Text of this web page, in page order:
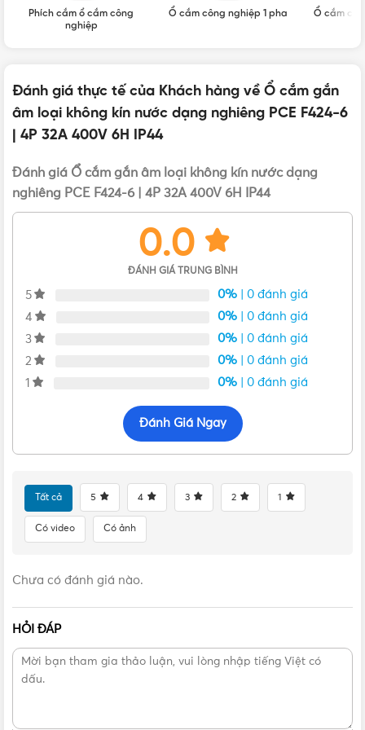
SỐ CỰC 4P
CẤP BẢO VỆ IP44
Giao hàng: Giao nhanh toàn quốc
Tình trạng hàng hóa: Mới 100%, chưa qua sử dụng
Bản vẽ kích thước của Ổ cắm công nghiệp dạng nghiêng F424-6
Ưu điểm nổi bật của ổ cắm F424-6
Ổ cắm F424-6
là ổ cắm chuyên dụng trong công nghiệp,
được thiết kế dạng nghiêng dùng để bắt cố định trên bảng
điện với vị trí tiếp đất loại 6H, sử dụng điện áp 400V và
lại để tránh nước hay các vật thể khác xâm nhập vào làm
hư hại sản phẩm.
liệu POLYAMIDE 6. Đây là loại vật liệu nhập khẩu cao cấp
và thân thiện với môi trường, có đặc tính cách điện, cách
bảo độ an toàn cao cho người dùng trong quá trình sử
Phích cắm ổ cắm công
nghiệp
Ổ cắm công nghiệp 1 pha Ổ cắm
Đánh giá thực tế của Khách hàng về Ổ cắm gắn
âm loại không kín nước dạng nghiêng PCE F424-6
| 4P 32A 400V 6H IP44
Đánh giá Ổ cắm gắn âm loại không kín nước dạng
nghiêng PCE F424-6 | 4P 32A 400V 6H IP44
0.0
ĐÁNH GIÁ TRUNG BÌNH
5 0% | 0 đánh giá
4
0% | 0 đánh giá
3
0% | 0 đánh giá
2
0% | 0 đánh giá
1
0% | 0 đánh giá
Đánh Giá Ngay
Tất cả 5 4 3 2 1
Có video Có ảnh
Chưa có đánh giá nào.
HỎI ĐÁP